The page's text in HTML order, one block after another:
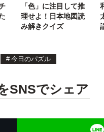
「色」に注目して推
理せよ！日本地図読
み解きクイズ
# 今日のパズル
SNSでシェア